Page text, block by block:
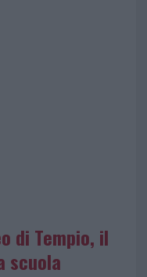
di Tempio, il
scuola